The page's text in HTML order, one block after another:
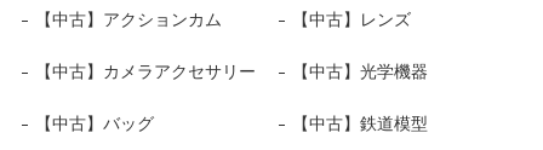
【中古】アクションカム 【中古】レンズ
【中古】カメラアクセサリー 【中古】光学機器
【中古】バッグ 【中古】鉄道模型